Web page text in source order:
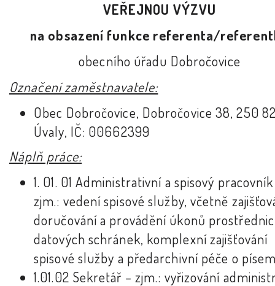
VEŘEJNOU VÝZVU
na obsazení funkce referenta/
obecního úřadu Dobročovice
Označení zaměstnavatele:
Obec Dobročovice, Dobročovice 38, 250
Úvaly, IČ: 00662399
Náplň práce:
1. 01. 01 Administrativní a spisový
zjm.: vedení spisové služby, včetně
doručování a provádění úkonů
datových schránek, komplexní zajišťování
spisové služby a předarchivní péče o
1.01.02 Sekretář – zjm.: vyřizování